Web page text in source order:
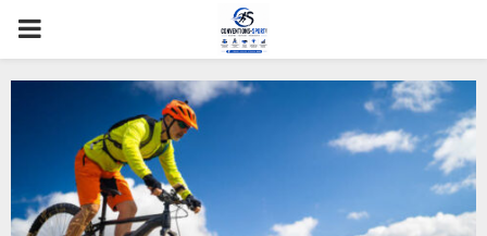
PRIMARY
MENU